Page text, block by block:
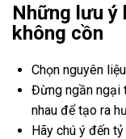
Những lưu ý
không cồn
Chọn nguyên
Đừng ngần ngại
nhau để tạo ra
Hãy chú ý đến